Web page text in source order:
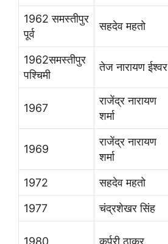
1962 समस्तीपुर
पूर्व
सहदेव महतो
1962समस्तीपुर
पश्चिमी
तेज नारायण ईश्वर
1967
राजेंद्र नारायण
शर्मा
1969
राजेंद्र नारायण
शर्मा
1972 सहदेव महतो
1977
चंद्रशेखर सिंह
1980 कर्पूरी ठाकुर